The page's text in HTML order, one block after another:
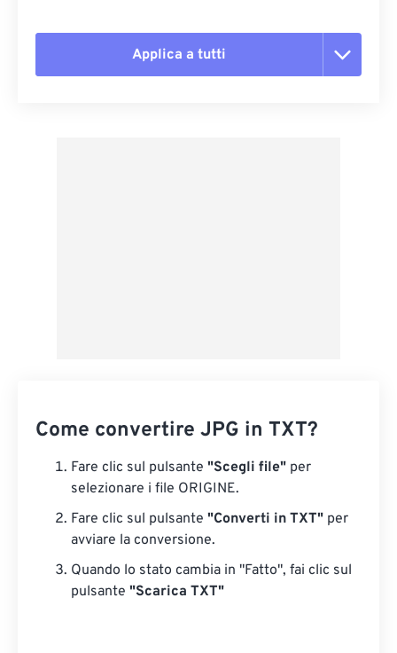
Applica a tutti
Come convertire JPG in TXT?
Fare clic sul pulsante "Scegli file" per
selezionare i file ORIGINE.
Fare clic sul pulsante "Converti in TXT" per
avviare la conversione.
Quando lo stato cambia in "Fatto", fai clic sul
pulsante "Scarica TXT"